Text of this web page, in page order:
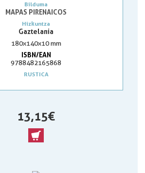
Bilduma
MAPAS PIRENAICOS
Hizkuntza
Gaztelania
180x140x10 mm
ISBN/EAN
9788482165868
RUSTICA
13,15 €